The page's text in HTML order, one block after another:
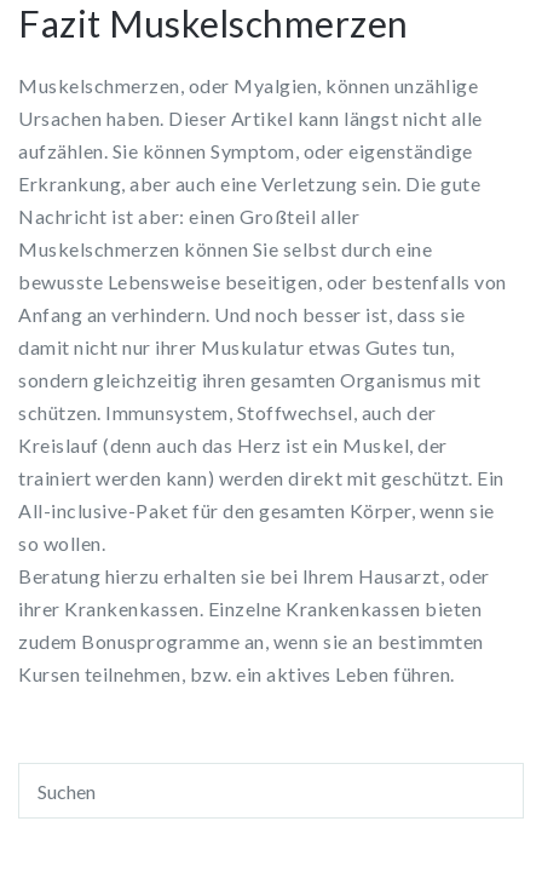
Fazit Muskelschmerzen
Muskelschmerzen, oder Myalgien, können unzählige
Ursachen haben. Dieser Artikel kann längst nicht alle
aufzählen. Sie können Symptom, oder eigenständige
Erkrankung, aber auch eine Verletzung sein. Die gute
Nachricht ist aber: einen Großteil aller
Muskelschmerzen können Sie selbst durch eine
bewusste Lebensweise beseitigen, oder bestenfalls von
Anfang an verhindern. Und noch besser ist, dass sie
damit nicht nur ihrer Muskulatur etwas Gutes tun,
sondern gleichzeitig ihren gesamten Organismus mit
schützen. Immunsystem, Stoffwechsel, auch der
Kreislauf (denn auch das Herz ist ein Muskel, der
trainiert werden kann) werden direkt mit geschützt. Ein
All-inclusive-Paket für den gesamten Körper, wenn sie
so wollen.
Beratung hierzu erhalten sie bei Ihrem Hausarzt, oder
ihrer Krankenkassen. Einzelne Krankenkassen bieten
zudem Bonusprogramme an, wenn sie an bestimmten
Kursen teilnehmen, bzw. ein aktives Leben führen.